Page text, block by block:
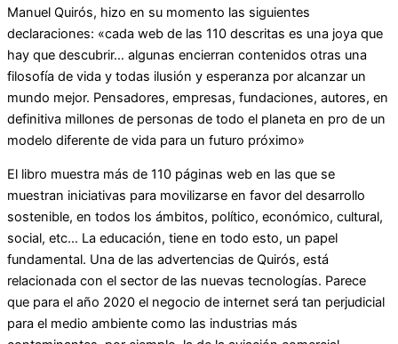
Manuel Quirós, hizo en su momento las siguientes
declaraciones: «cada web de las 110 descritas es una joya que
hay que descubrir… algunas encierran contenidos otras una
filosofía de vida y todas ilusión y esperanza por alcanzar un
mundo mejor. Pensadores, empresas, fundaciones, autores, en
definitiva millones de personas de todo el planeta en pro de un
modelo diferente de vida para un futuro próximo»
El libro muestra más de 110 páginas web en las que se
muestran iniciativas para movilizarse en favor del desarrollo
sostenible, en todos los ámbitos, político, económico, cultural,
social, etc… La educación, tiene en todo esto, un papel
fundamental. Una de las advertencias de Quirós, está
relacionada con el sector de las nuevas tecnologías. Parece
que para el año 2020 el negocio de internet será tan perjudicial
para el medio ambiente como las industrias más